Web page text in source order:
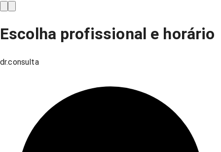
Escolha profissional e horário
dr.consulta